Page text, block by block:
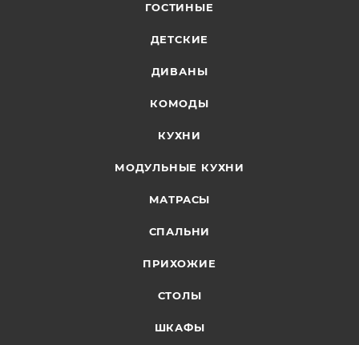
ГОСТИНЫЕ
ДЕТСКИЕ
ДИВАНЫ
КОМОДЫ
КУХНИ
МОДУЛЬНЫЕ КУХНИ
МАТРАСЫ
СПАЛЬНИ
ПРИХОЖИЕ
СТОЛЫ
ШКАФЫ